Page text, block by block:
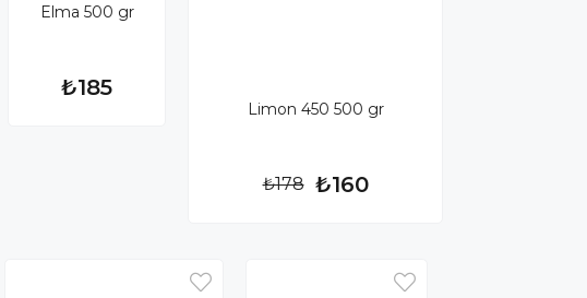
Elma 500 gr
₺185
Limon 450 500 gr
₺160
₺178